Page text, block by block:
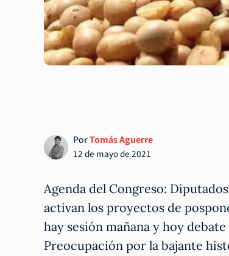
PorTomás Aguerre
12 de mayo de 2021
Agenda del Congreso:
activan los proyectos de
hay sesión mañana y hoy
Preocupación por la bajante